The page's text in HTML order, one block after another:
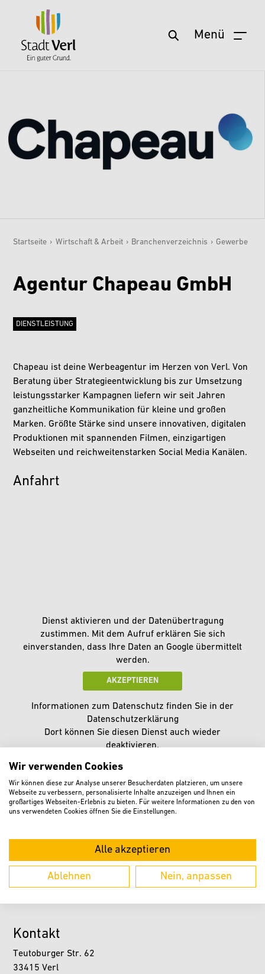
Zum Hauptinhalt springen Menü
Agentur Chapeau GmbH
DIENSTLEISTUNG
Chapeau ist deine Werbeagentur im Herzen von Verl. Von
Beratung über Strategieentwicklung bis zur Umsetzung
leistungsstarker Kampagnen liefern wir seit Jahren
ganzheitliche Kommunikation für kleine und großen
Marken. Größte Stärke sind unsere innovativen, digitalen
Produktionen mit spannenden Filmen, einzigartigen
Webseiten und reichweitenstarken Social Media Kanälen.
Anfahrt
Dienst aktivieren und der Datenübertragung
zustimmen. Mit dem Aufruf erklären Sie sich
einverstanden, dass Ihre Daten an Google übermittelt
werden.
AKZEPTIEREN
Informationen zum Datenschutz finden Sie in der
Datenschutzerklärung
Dort können Sie diesen Dienst auch wieder
deaktivieren.
ZURÜCK
Kontakt
Teutoburger Str. 62
33415 Verl
Startseite › Wirtschaft & Arbeit › Branchenverzeichnis › Gewerbe
Wir verwenden Cookies
Wir können diese zur Analyse unserer Besucherdaten platzieren, um unsere
Webseite zu verbessern, personalisierte Inhalte anzuzeigen und Ihnen ein
großartiges Webseiten-Erlebnis zu bieten. Für weitere Informationen zu den von
uns verwendeten Cookies öffnen Sie die Einstellungen.
Alle akzeptieren
Ablehnen Nein, anpassen